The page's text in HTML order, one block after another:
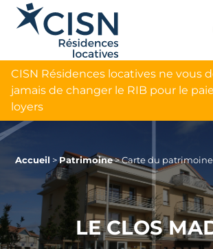
CISN Résidences locatives ne vous
jamais de changer le RIB pour le
loyers
Accueil >Patrimoine>Carte du patrimoine
LE CLOS